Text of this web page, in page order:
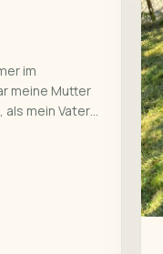
im
meine Mutter
mein Vater…